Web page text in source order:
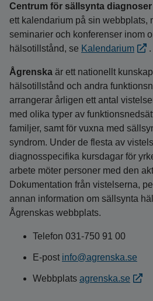
Centrum för sällsynta
ett kalendarium på sin webbplats,
seminarier och konferenser inom
hälsotillstånd, se Kalendarium .
Ågrenska är ett nationellt
hälsotillstånd och andra
arrangerar årligen ett antal
med olika typer av
familjer, samt för vuxna med
syndrom. Under de flesta av
diagnosspecifika kursdagar för
arbete möter personer med den
Dokumentation från vistelserna,
annan information om sällsynta
Ågrenskas webbplats.
Telefon 031-750 91 00
E-post info@agrenska.se
Webbplats agrenska.se